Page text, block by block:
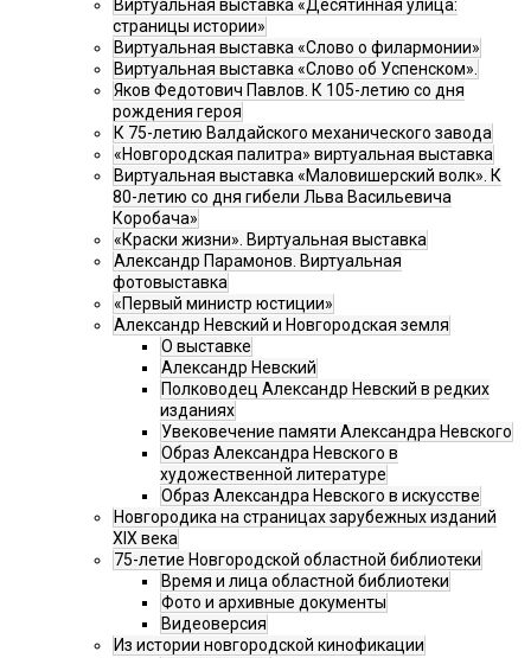
Виртуальная выставка «Десятинная улица:
страницы истории»
Виртуальная выставка «Слово о филармонии»
Виртуальная выставка «Слово об Успенском».
Яков Федотович Павлов. К 105-летию со дня
рождения героя
К 75-летию Валдайского механического завода
«Новгородская палитра» виртуальная выставка
Виртуальная выставка «Маловишерский волк». К
80-летию со дня гибели Льва Васильевича
Коробача»
«Краски жизни». Виртуальная выставка
Александр Парамонов. Виртуальная
фотовыставка
«Первый министр юстиции»
Александр Невский и Новгородская земля
О выставке
Александр Невский
Полководец Александр Невский в редких
изданиях
Увековечение памяти Александра Невского
Образ Александра Невского в
художественной литературе
Образ Александра Невского в искусстве
Новгородика на страницах зарубежных изданий
XIX века
75-летие Новгородской областной библиотеки
Время и лица областной библиотеки
Фото и архивные документы
Видеоверсия
Из истории новгородской кинофикации